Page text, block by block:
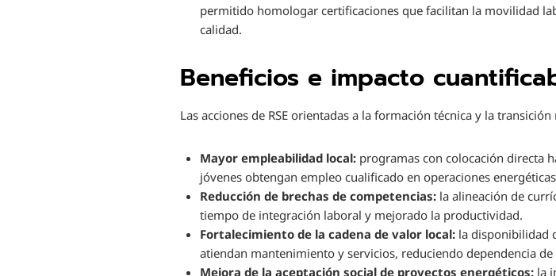
permitido homologar certificaciones que facilitan la movilidad
calidad.
Beneficios e impacto
Las acciones de RSE orientadas a la formación técnica y la
Mayor empleabilidad local: programas con colocación directa
jóvenes obtengan empleo cualificado en operaciones
Reducción de brechas de competencias: la alineación de
tiempo de integración laboral y mejorado la productividad.
Fortalecimiento de la cadena de valor local: la disponibilidad
atiendan mantenimiento y servicios, reduciendo dependencia
Mejora de la aceptación social de proyectos energéticos: la